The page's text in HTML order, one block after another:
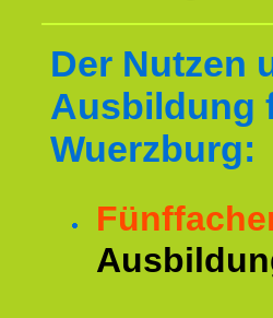
Der Nutzen
Ausbildung
Wuerzburg: